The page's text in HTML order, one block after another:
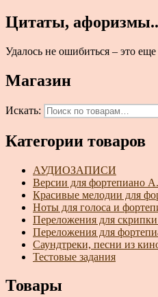
Цитаты,
Удалось не ошибиться – это
Магазин
Искать:
Категории товаров
АУДИОЗАПИСИ
Версии для фортепиано
Красивые мелодии для
Ноты для голоса и
Переложения для
Переложения для
Саундтреки, песни из
Тестовые задания
Товары